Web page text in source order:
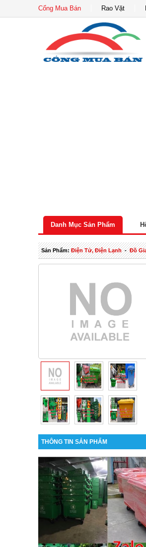
Cổng Mua Bán Rao Vặt
Danh Mục Sản Phẩm
Sản Phẩm:Điện Tử, Điện Lạnh-Đồ
THÔNG TIN SẢN PHẨM